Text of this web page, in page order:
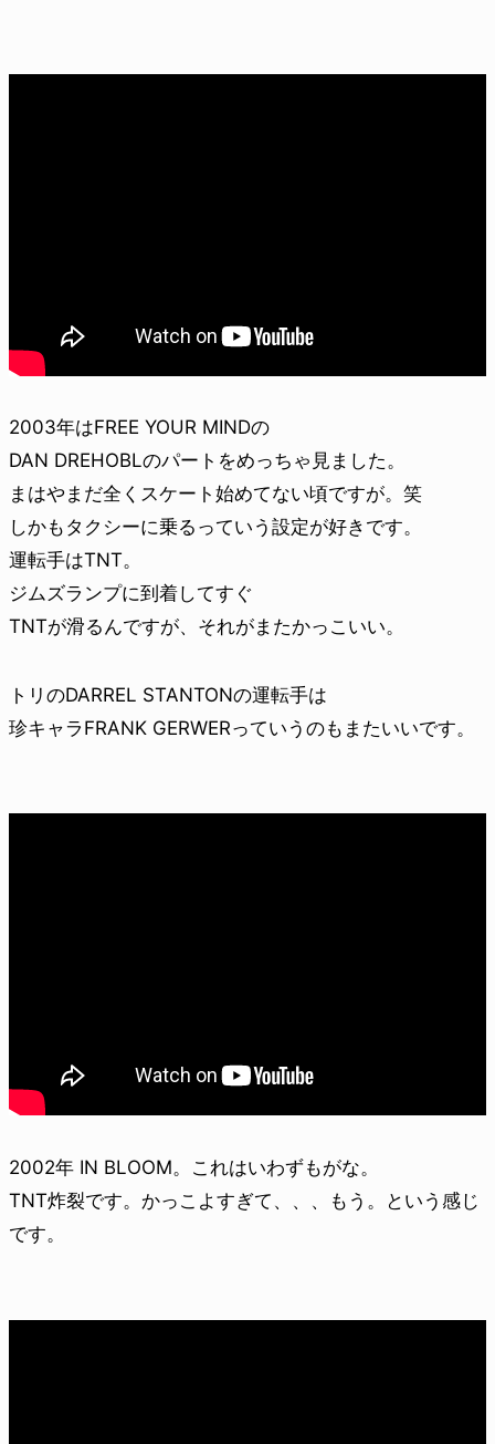
2003年はFREE YOUR MINDの
DAN DREHOBLのパートをめっちゃ見ました。
まはやまだ全くスケート始めてない頃ですが。笑
しかもタクシーに乗るっていう設定が好きです。
運転手はTNT。
ジムズランプに到着してすぐ
TNTが滑るんですが、それがまたかっこいい。
トリのDARREL STANTONの運転手は
珍キャラFRANK GERWERっていうのもまたいいです。
2002年 IN BLOOM。これはいわずもがな。
TNT炸裂です。かっこよすぎて、、、もう。という感じ
です。